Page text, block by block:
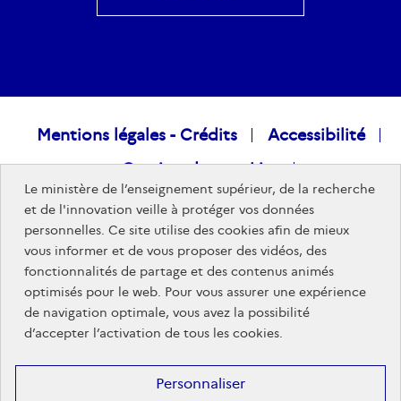
Raccourcis
visiteurs
Mentions légales - Crédits
Accessibilité
Gestion des cookies
Données personnelles
Nous rejoindre
Plan du site
Sites publics
Le ministère de l’enseignement supérieur, de la recherche
et de l'innovation veille à protéger vos données
personnelles. Ce site utilise des cookies afin de mieux
vous informer et de vous proposer des vidéos, des
fonctionnalités de partage et des contenus animés
optimisés pour le web. Pour vous assurer une expérience
de navigation optimale, vous avez la possibilité
d’accepter l’activation de tous les cookies.
Personnaliser